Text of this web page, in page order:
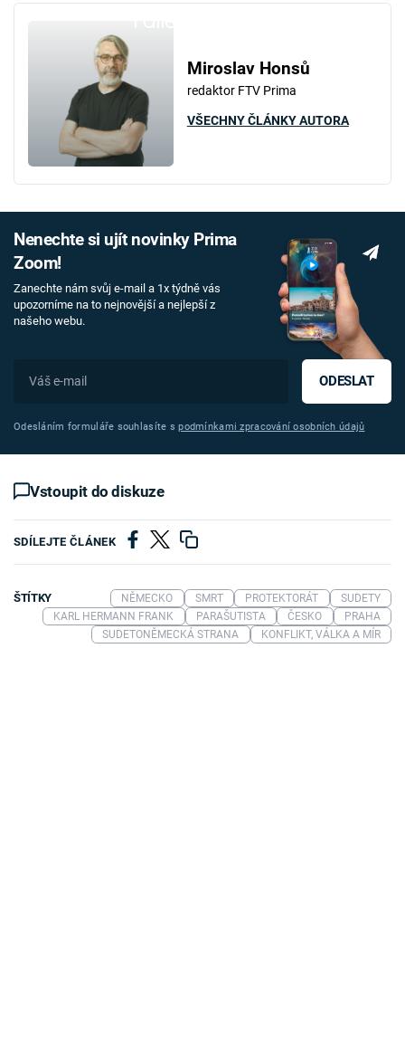
Miroslav Honsů
redaktor FTV Prima
VŠECHNY ČLÁNKY AUTORA
Nenechte si ujít novinky Prima
Zoom!
Zanechte nám svůj e-mail a 1x týdně vás
upozorníme na to nejnovější a nejlepší z
našeho webu.
ODESLAT
Odesláním formuláře souhlasíte spodmínkami zpracování osobních údajů
Vstoupit do diskuze
SDÍLEJTE ČLÁNEK
ŠTÍTKY NĚMECKO SMRT PROTEKTORÁT
SUDETY
KARL HERMANN FRANK
PARAŠUTISTA ČESKO
PRAHA
SUDETONĚMECKÁ STRANA
KONFLIKT, VÁLKA A MÍR